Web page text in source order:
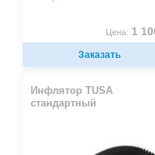
Цена: 1
Заказать
Инфлятор TUSA
стандартный